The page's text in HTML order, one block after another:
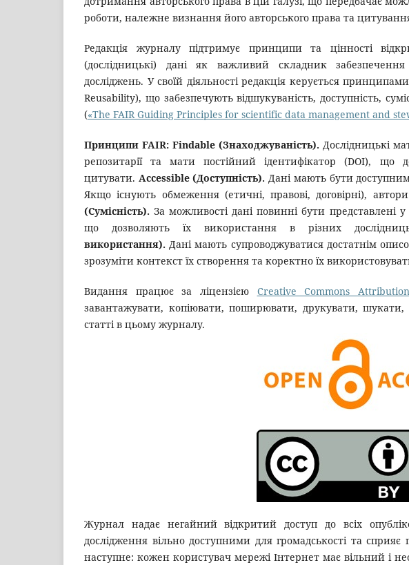
роботи, належне визнання його авторського права та
Редакція журналу підтримує принципи та цінності
(дослідницькі) дані як важливий складник забезпечення
досліджень. У своїй діяльності редакція керується
Reusability), що забезпечують відшукуваність, доступність,
(«The FAIR Guiding Principles for scientific data management and
Принципи FAIR: Findable (Знаходжуваність). Дослідницькі
репозитарії та мати постійний ідентифікатор (DOI), що
цитувати. Accessible (Доступність).Дані мають бути
Якщо існують обмеження (етичні, правові, договірні),
(Сумісність).За можливості дані повинні бути представлені
що дозволяють їх використання в різних
використання).Дані мають супроводжуватися достатнім
зрозуміти контекст їх створення та коректно їх
Видання працює за ліцензією Creative Commons
завантажувати, копіювати, поширювати, друкувати,
статті в цьому журналу.
Журнал надає негайний відкритий доступ до всіх
дослідження вільно доступними для громадськості та
наступне: кожен користувач мережі Інтернет має вільний і